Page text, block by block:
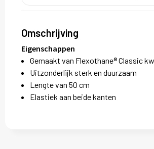
Omschrijving
Eigenschappen
Gemaakt van Flexothane® Classic
Uitzonderlijk sterk en duurzaam
Lengte van 50 cm
Elastiek aan beide kanten